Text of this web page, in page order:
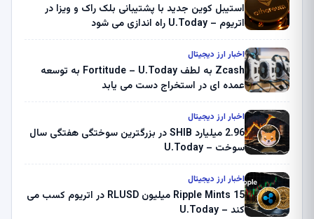
استیبل کوین جدید با پشتیبانی بلک راک و ویزا در
اتریوم – U.Today راه اندازی می شود
اخبار ارز دیجیتال
Zcash به لطف Fortitude – U.Today به توسعه
عمده ای در استخراج دست می یابد
اخبار ارز دیجیتال
2.96 میلیارد SHIB در بزرگترین سوختگی هفتگی سال
سوخت – U.Today
اخبار ارز دیجیتال
Ripple Mints 15 میلیون RLUSD در اتریوم کسب می
کند – U.Today